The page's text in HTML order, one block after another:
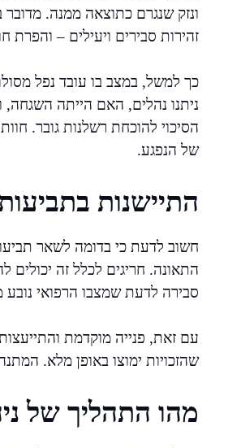
ונזק שנגרם כתוצאה ממנה.
זהירות סבירים ויעילים –
כך למשל, במצב בו עובד נפל
ניתנו נהלים, האם הייתה
הסיכוי להוכחת רשלנות גובר.
של הנפגע.
התיישנות
חשוב לדעת כי בדומה לשאר
התאונה. חריגים לכלל זה
סבירה לדעת שמצבו הרפואי נובע
עם זאת, פנייה מוקדמת
שהזכויות ימוצו באופן מלא.
מהו התהליך של